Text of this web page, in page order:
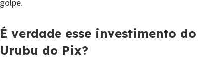
golpe.
É verdade esse investimento do
Urubu do Pix?